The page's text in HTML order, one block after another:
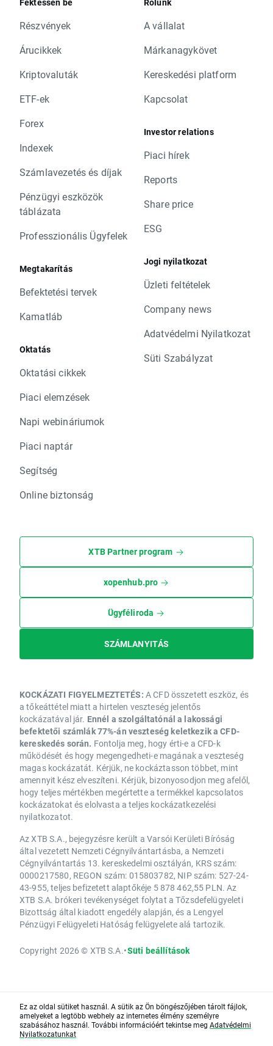
Részvények
Árucikkek
Kriptovaluták
ETF-ek
Forex
Indexek
Számlavezetés és díjak
Pénzügyi eszközök
táblázata
Professzionális Ügyfelek
Megtakarítás
Befektetési tervek
Kamatláb
Oktatás
Oktatási cikkek
Piaci elemzések
Napi webináriumok
Piaci naptár
Segítség
Online biztonság
A vállalat
Márkanagykövet
Kereskedési platform
Kapcsolat
Investor relations
Piaci hírek
Reports
Share price
ESG
Jogi nyilatkozat
Üzleti feltételek
Company news
Adatvédelmi Nyilatkozat
Süti Szabályzat
XTB Partner program
xopenhub.pro
Ügyféliroda
SZÁMLANYITÁS
KOCKÁZATI FIGYELMEZTETÉS: A CFD összetett eszköz, és
a tőkeáttétel miatt a hirtelen veszteség jelentős
kockázatával jár. Ennél a szolgáltatónál a lakossági
befektetői számlák 77%-án veszteség keletkezik a CFD-
kereskedés során. Fontolja meg, hogy érti-e a CFD-k
működését és hogy megengedheti-e magának a veszteség
magas kockázatát. Kérjük, ne kockáztasson többet, mint
amennyit kész elveszíteni. Kérjük, bizonyosodjon meg afelől,
hogy teljes mértékben megértette a termékkel kapcsolatos
kockázatokat és elolvasta a teljes kockázatkezelési
nyilatkozatot.
Az XTB S.A., bejegyzésre került a Varsói Kerületi Bíróság
által vezetett Nemzeti Cégnyilvántartásba, a Nemzeti
Cégnyilvántartás 13. kereskedelmi osztályán, KRS szám:
0000217580, REGON szám: 015803782, NIP szám: 527-24-
43-955, teljes befizetett alaptőkéje 5 878 462,55 PLN. Az
XTB S.A. brókeri tevékenységet folytat a Tőzsdefelügyeleti
Bizottság által kiadott engedély alapján, és a Lengyel
Pénzügyi Felügyeleti Hatóság felügyelete alá tartozik.
Copyright 2026 © XTB S.A.•Süti beállítások
Ez az oldal sütiket használ. A sütik az Ön böngészőjében tárolt fájlok,
amelyeket a legtöbb webhely az internetes élmény személyre
szabásához használ. További információért tekintse meg Adatvédelmi
Nyilatkozatunkat